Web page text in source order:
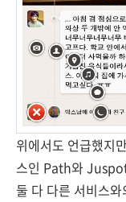
위에서도 언급했지
스인 Path와
둘 다 다른 서비스